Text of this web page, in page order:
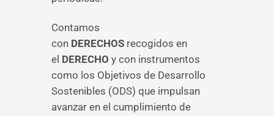
Contamos
con DERECHOS recogidos en
el DERECHO y con instrumentos
como los Objetivos de Desarrollo
Sostenibles (ODS) que impulsan
avanzar en el cumplimiento de